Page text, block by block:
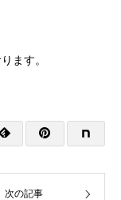
ます。
次の記事